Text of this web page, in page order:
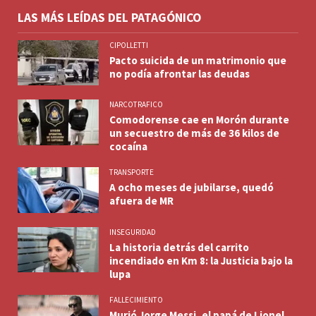
LAS MÁS LEÍDAS DEL PATAGÓNICO
CIPOLLETTI
Pacto suicida de un matrimonio que
no podía afrontar las deudas
NARCOTRAFICO
Comodorense cae en Morón durante
un secuestro de más de 36 kilos de
cocaína
TRANSPORTE
A ocho meses de jubilarse, quedó
afuera de MR
INSEGURIDAD
La historia detrás del carrito
incendiado en Km 8: la Justicia bajo la
lupa
FALLECIMIENTO